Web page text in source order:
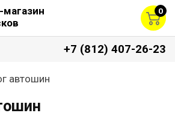
0
+7 (812) 407-26-23
автошин